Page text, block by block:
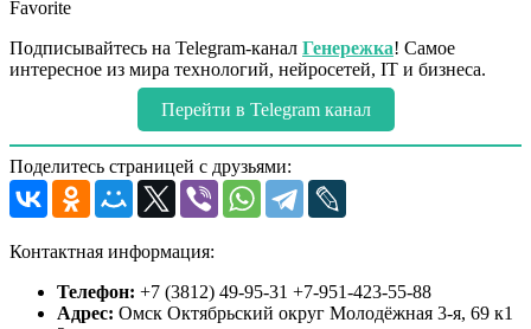
Favorite
Подписывайтесь на Telegram-канал Генережка! Самое
интересное из мира технологий, нейросетей, IT и бизнеса.
Перейти в Telegram канал
Поделитесь страницей с друзьями:
Контактная информация:
Телефон: +7 (3812) 49-95-31 +7-951-423-55-88
Адрес: Омск Октябрьский округ Молодёжная 3-я, 69 к1